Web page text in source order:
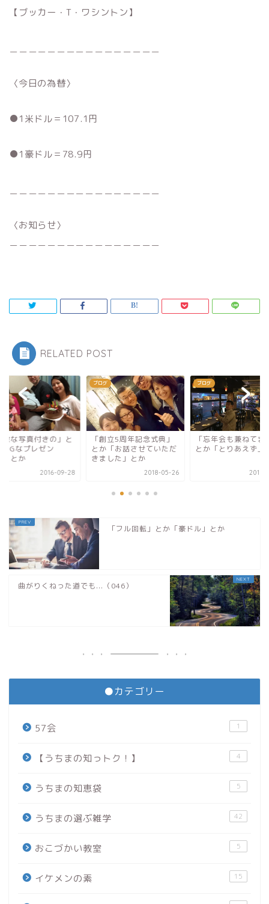
【ブッカー・T・ワシントン】
〈今日の為替〉
●1米ドル＝107.1円
●1豪ドル＝78.9円
〈お知らせ〉
RELATED POST
激な写真付きの」と
BIGなプレゼン
」とか
2016-09-28
ブログ
「創立5周年記念式典」
とか「お話させていただ
きました」とか
2018-05-26
ブログ
「忘年会も兼ねてま
とか「とりあえず」
2017-
「フル回転」とか「豪ドル」とか
曲がりくねった道でも...（046）
●カテゴリー
57会 1
【うちまの知っトク！】 4
うちまの知恵袋 5
うちまの選ぶ雑学 42
おこづかい教室 5
イケメンの素 15